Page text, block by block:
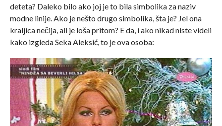
deteta? Daleko bilo ako joj je to bila simbolika za naziv
modne linije. Ako je nešto drugo simbolika, šta je? Jel ona
kraljica nečija, ali je loša pritom? E da, i ako nikad niste videli
kako izgleda Seka Aleksić, to je ova osoba: